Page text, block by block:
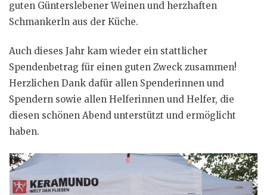
guten Günterslebener Weinen und herzhaften
Schmankerln aus der Küche.
Auch dieses Jahr kam wieder ein stattlicher
Spendenbetrag für einen guten Zweck zusammen!
Herzlichen Dank dafür allen Spenderinnen und
Spendern sowie allen Helferinnen und Helfer, die
diesen schönen Abend unterstützt und ermöglicht
haben.